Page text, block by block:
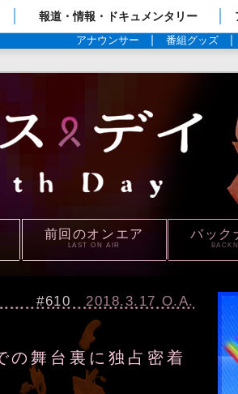
報道・情報・ドキュメンタリー
アナウンサー 番組グッズ
前回のオンエア
LAST ON AIR
バック
#610 2018.3.17 O.A.
の舞台裏に独占密着